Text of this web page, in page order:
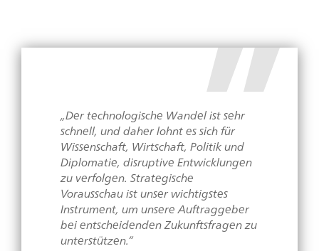
„Der technologische Wandel ist sehr
schnell, und daher lohnt es sich für
Wissenschaft, Wirtschaft, Politik und
Diplomatie, disruptive Entwicklungen
zu verfolgen. Strategische
Vorausschau ist unser wichtigstes
Instrument, um unsere Auftraggeber
bei entscheidenden Zukunftsfragen zu
unterstützen.“